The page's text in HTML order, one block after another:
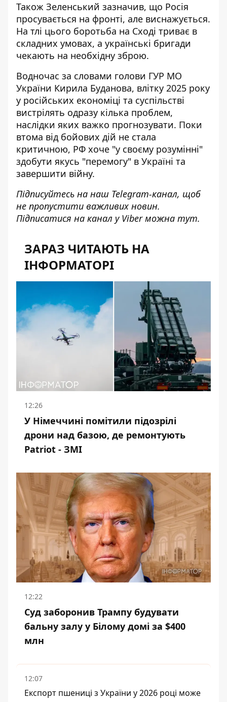
Також Зеленський зазначив, що Росія
просувається на фронті, але виснажується.
На тлі цього боротьба на Сході триває в
складних умовах, а українські бригади
чекають на необхідну зброю.
Водночас за словами голови ГУР МО
України Кирила Буданова, влітку 2025 року
у російських економіці та суспільстві
вистрілять одразу кілька проблем,
наслідки яких важко прогнозувати. Поки
втома від бойових дій не стала
критичною, РФ хоче "у своєму розумінні"
здобути якусь "перемогу" в Україні та
завершити війну.
Підписуйтесь на наш Telegram-канал, щоб
не пропустити важливих новин.
Підписатися на канал у Viber можна тут.
ЗАРАЗ ЧИТАЮТЬ НА
ІНФОРМАТОРІ
12:26
У Німеччині помітили підозрілі
дрони над базою, де ремонтують
Patriot - ЗМІ
12:22
Суд заборонив Трампу будувати
бальну залу у Білому домі за $400
млн
12:07
Експорт пшениці з України у 2026 році може